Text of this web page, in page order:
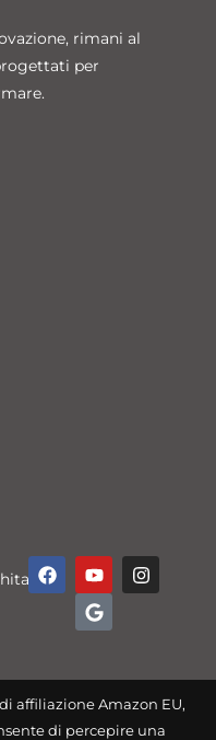
rimani al
per
F
a
o
k
Y
o
u
t
e
I
n
r
m
G
o
o
g
affiliazione Amazon EU,
di percepire una